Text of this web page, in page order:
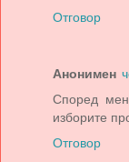
Отговор
Анонимен
Според мен
изборите
Отговор